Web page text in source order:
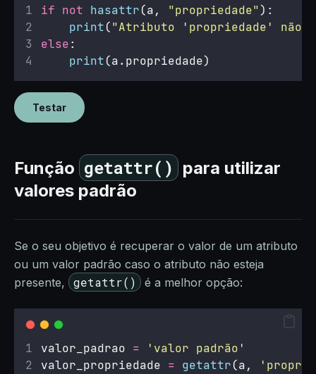
if not hasattr(a, "propriedade"):
print("Atributo 'propriedade' não
else:
print(a.propriedade)
Testar
Função getattr() para utilizar
valores padrão
Se o seu objetivo é recuperar o valor de um atributo
ou um valor padrão caso o atributo não esteja
presente,
getattr() é a melhor opção:
valor_padrao = ' valor padrão '
valor_propriedade = getattr(a, '